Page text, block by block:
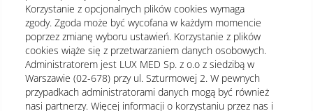
Polityka prywatności Notka prawna
Korzystanie z opcjonalnych plików cookies wymaga
zgody. Zgoda może być wycofana w każdym momencie
poprzez zmianę wyboru ustawień. Korzystanie z plików
cookies wiąże się z przetwarzaniem danych osobowych.
Administratorem jest LUX MED Sp. z o.o z siedzibą w
Warszawie (02-678) przy ul. Szturmowej 2. W pewnych
przypadkach administratorami danych mogą być również
nasi partnerzy. Więcej informacji o korzystaniu przez nas i